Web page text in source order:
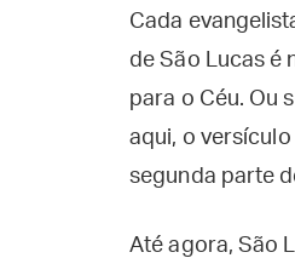
Cada
de São Lucas é
para o Céu. Ou
aqui, o
segunda parte
Até agora, São